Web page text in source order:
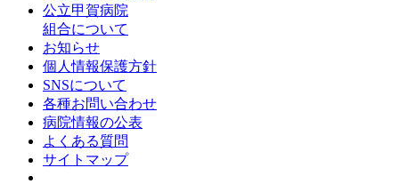
公立甲賀病院
組合について
お知らせ
個人情報保護方針
SNSについて
各種お問い合わせ
病院情報の公表
よくある質問
サイトマップ